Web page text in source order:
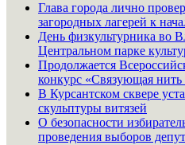
Глава города лично
загородных лагерей к
День физкультурника во
Центральном парке
Продолжается
конкурс «Связующая нить
В Курсантском сквере
скульптуры витязей
О безопасности
проведения выборов